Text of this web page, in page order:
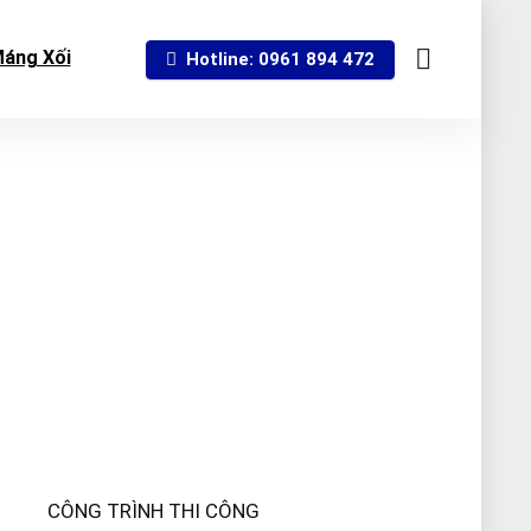
Xối Hotline: 0961 894 472
CÔNG TRÌNH THI CÔNG